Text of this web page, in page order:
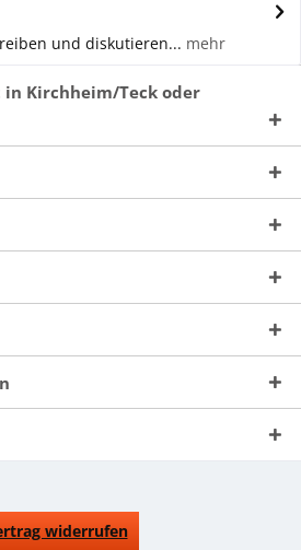
und diskutieren... mehr
Kirchheim/Teck oder
widerrufen